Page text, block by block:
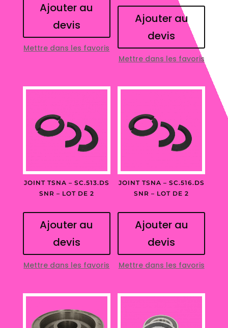
Ajouter au
devis
Mettre dans les favoris
Ajouter au
devis
Mettre dans les favoris
JOINT TSNA – SC.513.DS
SNR – LOT DE 2
Ajouter au
devis
Mettre dans les favoris
JOINT TSNA – SC.516.DS
SNR – LOT DE 2
Ajouter au
devis
Mettre dans les favoris